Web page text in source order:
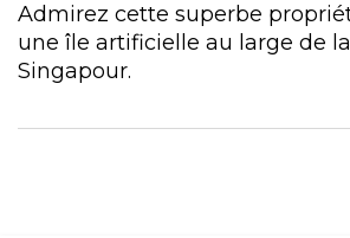
Admirez cette superbe
une île artificielle au large de
Singapour.